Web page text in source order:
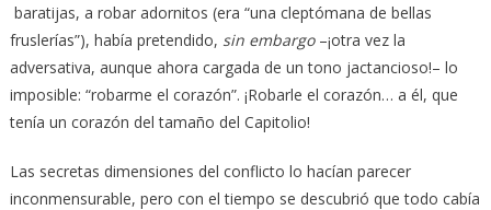
baratijas, a robar adornitos (era “una cleptómana de bellas
fruslerías”), había pretendido, sin embargo–¡otra vez la
adversativa, aunque ahora cargada de un tono jactancioso!– lo
imposible: “robarme el corazón”. ¡Robarle el corazón… a él, que
tenía un corazón del tamaño del Capitolio!
Las secretas dimensiones del conflicto lo hacían parecer
inconmensurable, pero con el tiempo se descubrió que todo cabía